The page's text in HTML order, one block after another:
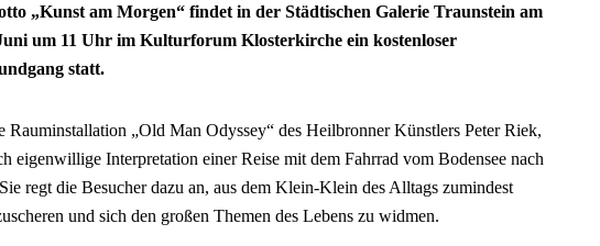
„Kunst am Morgen“ findet in der Städtischen Galerie Traunstein am
um 11 Uhr im Kulturforum Klosterkirche ein kostenloser
statt.
Rauminstallation „Old Man Odyssey“ des Heilbronner Künstlers Peter Riek,
eigenwillige Interpretation einer Reise mit dem Fahrrad vom Bodensee nach
regt die Besucher dazu an, aus dem Klein-Klein des Alltags zumindest
und sich den großen Themen des Lebens zu widmen.